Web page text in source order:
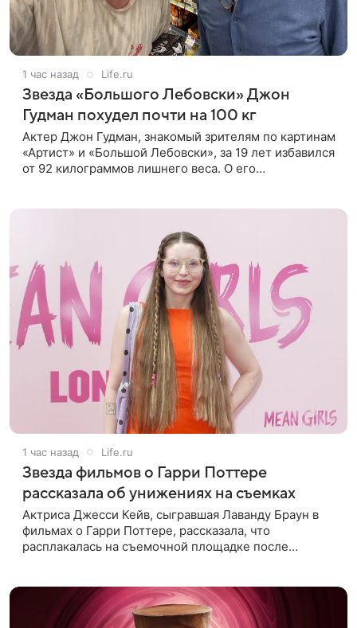
1 час назад Life.ru
Звезда «Большого Лебовски» Джон
Гудман похудел почти на 100 кг
Актер Джон Гудман, знакомый зрителям по картинам
«Артист» и «Большой Лебовски», за 19 лет избавился
от 92 килограммов лишнего веса. О его
1 час назад Life.ru
Звезда фильмов о Гарри Поттере
рассказала об унижениях на съемках
Актриса Джесси Кейв, сыгравшая Лаванду Браун в
фильмах о Гарри Поттере, рассказала, что
расплакалась на съемочной площадке после